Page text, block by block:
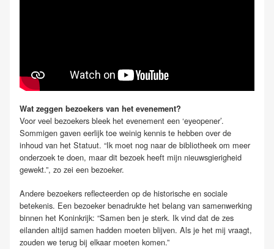
Wat zeggen bezoekers van het evenement?
Voor veel bezoekers bleek het evenement een ‘eyeopener’.
Sommigen gaven eerlijk toe weinig kennis te hebben over de
inhoud van het Statuut. “Ik moet nog naar de bibliotheek om meer
onderzoek te doen, maar dit bezoek heeft mijn nieuwsgierigheid
gewekt.”, zo zei een bezoeker.
Andere bezoekers reflecteerden op de historische en sociale
betekenis. Een bezoeker benadrukte het belang van samenwerking
binnen het Koninkrijk: “Samen ben je sterk. Ik vind dat de zes
eilanden altijd samen hadden moeten blijven. Als je het mij vraagt,
zouden we terug bij elkaar moeten komen.”